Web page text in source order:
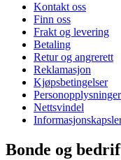
Kontakt oss
Finn oss
Frakt og levering
Betaling
Retur og angrerett
Reklamasjon
Kjøpsbetingelser
Personopplysninger
Nettsvindel
Bonde og